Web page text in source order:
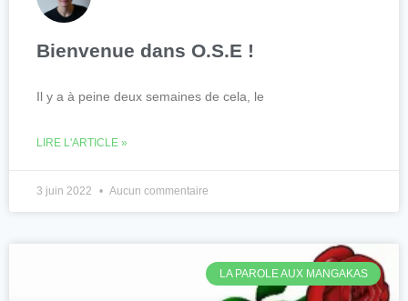
Bienvenue dans O.S.E !
Il y a à peine deux semaines de cela, le
LIRE L'ARTICLE »
3 juin 2022 Aucun commentaire
LA PAROLE AUX MANGAKAS